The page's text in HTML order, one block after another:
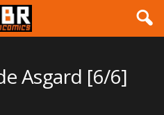
Asgard [6/6]